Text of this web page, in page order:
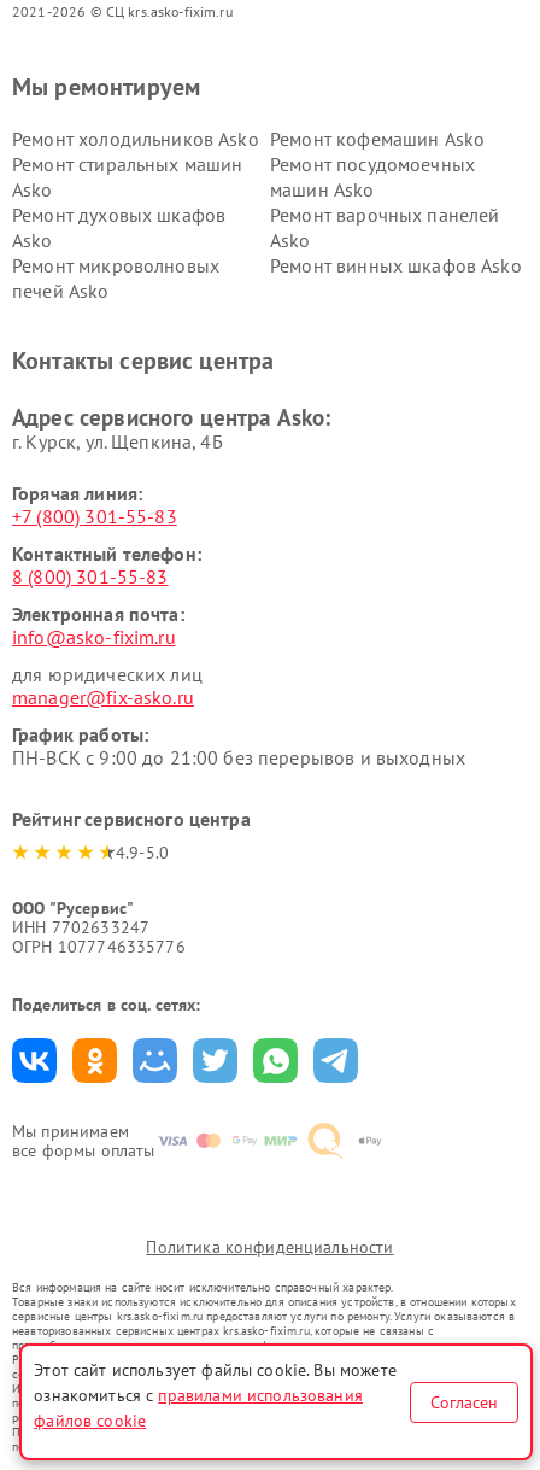
2021-2026 © СЦ krs.asko-fixim.ru
Мы принимаем
все формы оплаты
Мы ремонтируем
Ремонт холодильников Asko Ремонт кофемашин Asko
Ремонт стиральных машин
Asko
Ремонт посудомоечных
машин Asko
Ремонт духовых шкафов
Asko
Ремонт варочных панелей
Asko
Ремонт микроволновых
печей Asko
Ремонт винных шкафов Asko
Ремонт подогревателей
Ремонт промышленных
Asko
Контакты сервис центра
Адрес сервисного центра Asko:
г. Курск, ул. Щепкина, 4Б
Горячая линия:
+7 (800) 301-55-83
Контактный телефон:
8 (800) 301-55-83
Электронная почта:
info@asko-fixim.ru
для юридических лиц
manager@fix-asko.ru
График работы:
ПН-ВСК с 9:00 до 21:00 без перерывов и выходных
Рейтинг сервисного центра
4.9-5.0
ООО "Русервис"
ИНН 7702633247
ОГРН 1077746335776
Поделиться в соц. сетях:
Политика конфиденциальности
Вся информация на сайте носит исключительно справочный характер.
Товарные знаки используются исключительно для описания устройств, в отношении которых
сервисные центры krs.asko-fixim.ru предоставляют услуги по ремонту. Услуги оказываются в
неавторизованных сервисных центрах krs.asko-fixim.ru, которые не связаны с
правообладателями товарных знаков или их официальными представителями.
Ремонт осуществляется для устройств, уже введенных в гражданский оборот в соответствии
со статьей 1487 ГК РФ.
Использование товарных знаков не преследует цели индивидуализации услуг или введения
потребителей в заблуждение, а служит для информирования о предоставляемых услугах по
ремонту техники указанных брендов.
Представленная на сайте информация не является публичной офертой, определяемой
положениями Статьи 437(2) Гражданского кодекса РФ
Этот сайт использует файлы cookie. Вы можете
ознакомиться с правилами использования
файлов cookie
Согласен